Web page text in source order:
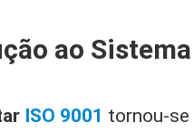
ao
ISO 9001 tornou-se